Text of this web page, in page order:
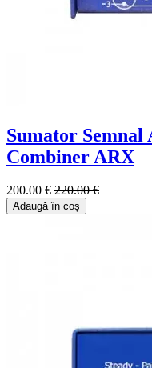
Sumator Semnal
Combiner ARX
200.00 € 220.00 €
Adaugă în coș